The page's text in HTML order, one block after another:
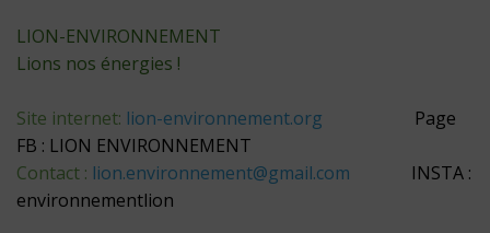
LION-ENVIRONNEMENT
Lions nos énergies !
Site internet: lion-environnement.org Page
FB : LION ENVIRONNEMENT
Contact : lion.environnement@gmail.com
INSTA :
environnementlion